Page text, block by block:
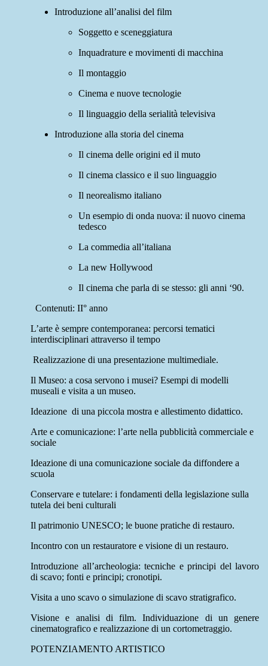
Introduzione all’analisi del film
Soggetto e sceneggiatura
Inquadrature e movimenti di macchina
Il montaggio
Cinema e nuove tecnologie
Il linguaggio della serialità televisiva
Introduzione alla storia del cinema
Il cinema delle origini ed il muto
Il cinema classico e il suo linguaggio
Il neorealismo italiano
Un esempio di onda nuova: il nuovo cinema
tedesco
La commedia all’italiana
La new Hollywood
Il cinema che parla di se stesso: gli anni ‘90.
Contenuti: II° anno
L’arte è sempre contemporanea: percorsi tematici
interdisciplinari attraverso il tempo
Realizzazione di una presentazione multimediale.
Il Museo: a cosa servono i musei? Esempi di modelli
museali e visita a un museo.
Ideazione di una piccola mostra e allestimento didattico.
Arte e comunicazione: l’arte nella pubblicità commerciale e
sociale
Ideazione di una comunicazione sociale da diffondere a
scuola
Conservare e tutelare: i fondamenti della legislazione sulla
tutela dei beni culturali
Il patrimonio UNESCO; le buone pratiche di restauro.
Incontro con un restauratore e visione di un restauro.
Introduzione all’archeologia: tecniche e principi del lavoro
di scavo; fonti e principi; cronotipi.
Visita a uno scavo o simulazione di scavo stratigrafico.
Visione e analisi di film. Individuazione di un genere
cinematografico e realizzazione di un cortometraggio.
POTENZIAMENTO ARTISTICO